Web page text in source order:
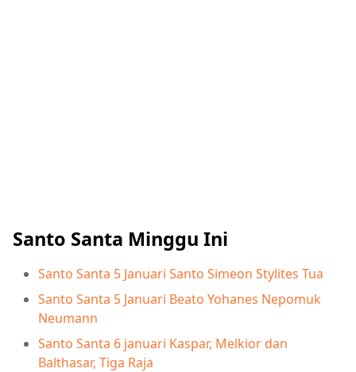
Santo Santa Minggu Ini
Santo Santa 5 Januari Santo Simeon Stylites Tua
Santo Santa 5 Januari Beato Yohanes Nepomuk
Neumann
Santo Santa 6 januari Kaspar, Melkior dan
Balthasar, Tiga Raja